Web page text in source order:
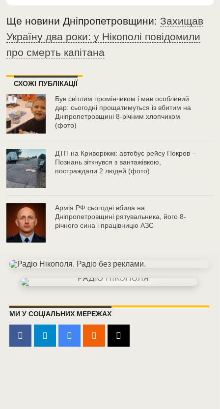
Ще новини Дніпропетровщини: Захищав
Україну два роки: у Нікополі повідомили
про смерть капітана
СХОЖІ ПУБЛІКАЦІЇ
Був світлим промінчиком і мав особливий
дар: сьогодні прощатимуться із вбитим на
Дніпропетровщині 8-річним хлопчиком
(фото)
ДТП на Криворіжжі: автобус рейсу Покров –
Познань зіткнувся з вантажівкою,
постраждали 2 людей (фото)
Армія РФ сьогодні вбила на
Дніпропетровщині рятувальника, його 8-
річного сина і працівницю АЗС
МИ У СОЦІАЛЬНИХ МЕРЕЖАХ